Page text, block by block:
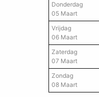
Donderdag
05 Maart
Vrijdag
06 Maart
Zaterdag
07 Maart
Zondag
08 Maart